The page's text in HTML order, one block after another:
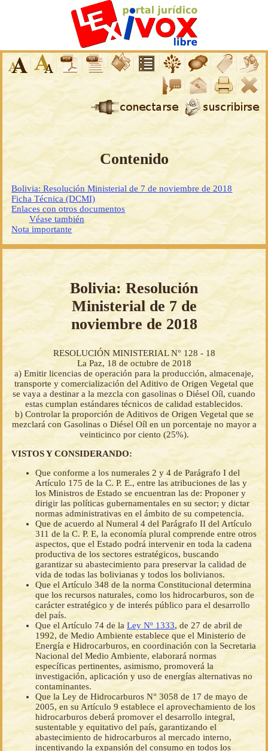
Contenido
Bolivia: Resolución Ministerial de 7 de noviembre de 2018
Ficha Técnica (DCMI)
Enlaces con otros documentos
Véase también
Nota importante
Bolivia: Resolución
Ministerial de 7 de
noviembre de 2018
RESOLUCIÓN MINISTERIAL N° 128 - 18
La Paz, 18 de octubre de 2018
a) Emitir licencias de operación para la producción, almacenaje,
transporte y comercialización del Aditivo de Origen Vegetal que
se vaya a destinar a la mezcla con gasolinas o Diésel Oíl, cuando
estas cumplan estándares técnicos de calidad establecidos.
b) Controlar la proporción de Aditivos de Origen Vegetal que se
mezclará con Gasolinas o Diésel Oíl en un porcentaje no mayor a
veinticinco por ciento (25%).
VISTOS Y CONSIDERANDO:
Que conforme a los numerales 2 y 4 de Parágrafo I del
Artículo 175 de la C. P. E., entre las atribuciones de las y
los Ministros de Estado se encuentran las de: Proponer y
dirigir las políticas gubernamentales en su sector; y dictar
normas administrativas en el ámbito de su competencia.
Que de acuerdo al Numeral 4 del Parágrafo II del Artículo
311 de la C. P. E, la economía plural comprende entre otros
aspectos, que el Estado podrá intervenir en toda la cadena
productiva de los sectores estratégicos, buscando
garantizar su abastecimiento para preservar la calidad de
vida de todas las bolivianas y todos los bolivianos.
Que el Artículo 348 de la norma Constitucional determina
que los recursos naturales, como los hidrocarburos, son de
carácter estratégico y de interés público para el desarrollo
del país.
Que el Artículo 74 de la Ley Nº 1333, de 27 de abril de
1992, de Medio Ambiente establece que el Ministerio de
Energía e Hidrocarburos, en coordinación con la Secretaria
Nacional del Medio Ambiente, elaborará normas
específicas pertinentes, asimismo, promoverá la
investigación, aplicación y uso de energías alternativas no
contaminantes.
Que la Ley de Hidrocarburos N° 3058 de 17 de mayo de
2005, en su Artículo 9 establece el aprovechamiento de los
hidrocarburos deberá promover el desarrollo integral,
sustentable y equitativo del país, garantizando el
abastecimiento de hidrocarburos al mercado interno,
incentivando la expansión del consumo en todos los